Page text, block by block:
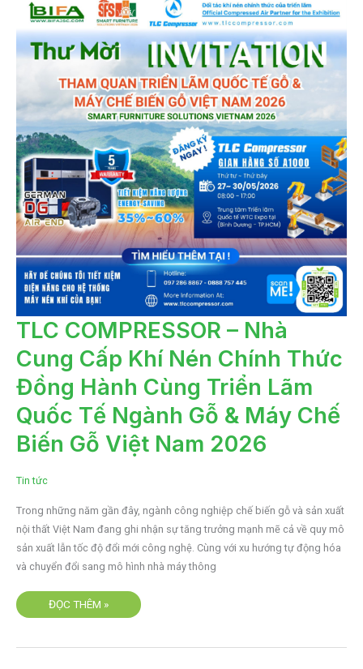
TLC COMPRESSOR – Nhà
Cung Cấp Khí Nén Chính Thức
Đồng Hành Cùng Triển Lãm
Quốc Tế Ngành Gỗ & Máy Chế
Biến Gỗ Việt Nam 2026
Tin tức
Trong những năm gần đây, ngành công nghiệp chế biến gỗ và sản xuất
nội thất Việt Nam đang ghi nhận sự tăng trưởng mạnh mẽ cả về quy mô
sản xuất lẫn tốc độ đổi mới công nghệ. Cùng với xu hướng tự động hóa
và chuyển đổi sang mô hình nhà máy thông
TLC
COMPRESSOR
–
NHÀ
CUNG
CẤP
KHÍ
NÉN
CHÍNH
THỨC
ĐỒNG
HÀNH
CÙNG
GỖ
MÁY
CHẾ
BIẾN
GỖ
VIỆT
2026
ĐỌC THÊM »